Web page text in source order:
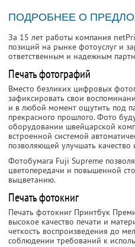
ПОДРОБНЕЕ О
За 15 лет работы компания
позиций на рынке фотоуслуг и
ответственным и надежным
Печать фотографий
Вместо безликих цифровых
зафиксировать свои
и в любой момент ощутить под
прекрасного прошлого. Фото
оборудовании швейцарской
встроенной системой
позволяющей улучшать
Фотобумага Fuji Supreme
цветопередачи и повышенной
выцветанию.
Печать фотокниг
Печать фотокниг Принтбук
высокое качество печати и
четкость воспроизведения до
соблюдении требований к